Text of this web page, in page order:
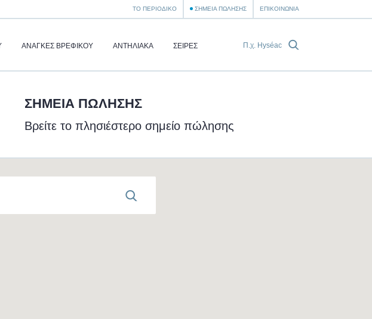
ΤΟ ΠΕΡΙΟΔΙΚΌ ΣΗΜΕΊΑ ΠΏΛΗΣΗΣ ΕΠΙΚΟΙΝΩΝΊΑ
ΑΝΆΓΚΕΣ ΒΡΕΦΙΚΟΎ ΑΝΤΗΛΙΑΚΆ ΣΕΙΡΈΣ
ΣΗΜΕΊΑ ΠΏΛΗΣΗΣ
Βρείτε το πλησιέστερο σημείο πώλησης